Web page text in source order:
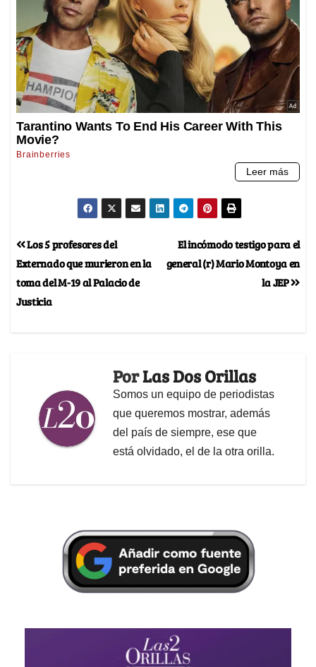
El incómodo testigo para el
general (r) Mario Montoya en
la JEP
Los 5 profesores del
Externado que murieron en la
toma del M-19 al Palacio de
Justicia
PorLas Dos Orillas
Somos un equipo de periodistas
que queremos mostrar, además
del país de siempre, ese que
está olvidado, el de la otra orilla.